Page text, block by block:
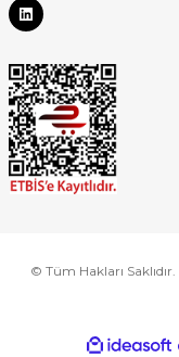
© Tüm Hakları